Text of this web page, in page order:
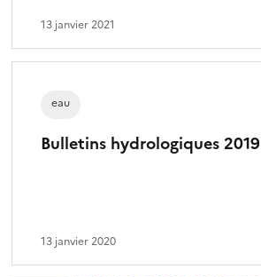
13 janvier 2021
Bulletins hydrologiques 2019
eau
13 janvier 2020